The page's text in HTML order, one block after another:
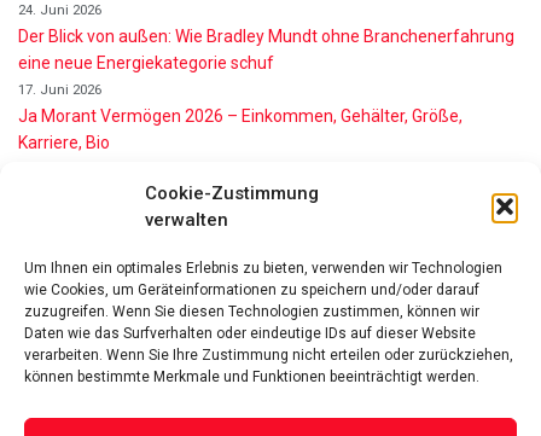
Cookie-Zustimmung
verwalten
Um Ihnen ein optimales Erlebnis zu bieten, verwenden wir Technologien
wie Cookies, um Geräteinformationen zu speichern und/oder darauf
zuzugreifen. Wenn Sie diesen Technologien zustimmen, können wir
Daten wie das Surfverhalten oder eindeutige IDs auf dieser Website
verarbeiten. Wenn Sie Ihre Zustimmung nicht erteilen oder zurückziehen,
können bestimmte Merkmale und Funktionen beeinträchtigt werden.
24. Juni 2026
Der Blick von außen: Wie Bradley Mundt ohne Branchenerfahrung
eine neue Energiekategorie schuf
17. Juni 2026
Ja Morant Vermögen 2026 – Einkommen, Gehälter, Größe,
Karriere, Bio
Alice Walton Vermögen 2026: So reich ist die Walmart-Erbin
wirklich
11. Juni 2026
Nino de Angelo Vermögen 2026 Wie Reich Ist Er?
9. Juni 2026